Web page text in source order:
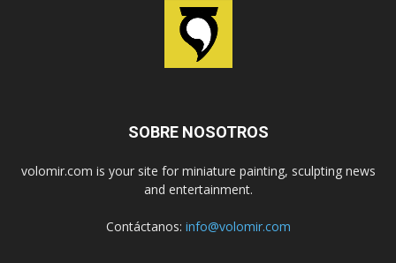
SOBRE NOSOTROS
volomir.com is your site for miniature painting, sculpting news
and entertainment.
Contáctanos: info@volomir.com